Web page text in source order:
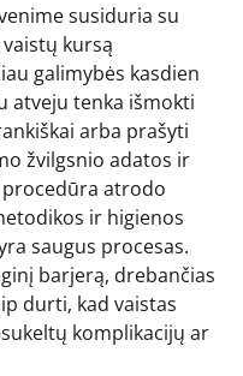
susiduria su
kursą
galimybės kasdien
atveju tenka išmokti
arba prašyti
žvilgsnio adatos ir
atrodo
ir higienos
saugus procesas.
barjerą, drebančias
durti, kad vaistas
komplikacijų ar